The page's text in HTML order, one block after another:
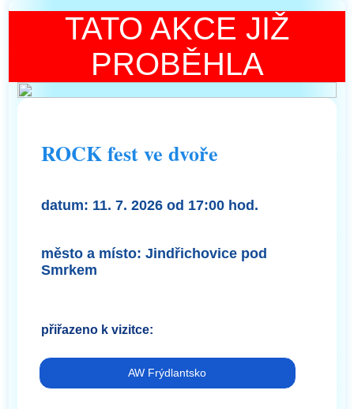
TATO AKCE JIŽ
PROBĚHLA
ROCK fest ve dvoře
datum: 11. 7. 2026 od 17:00 hod.
město a místo: Jindřichovice pod
Smrkem
přiřazeno k vizitce:
AW Frýdlantsko